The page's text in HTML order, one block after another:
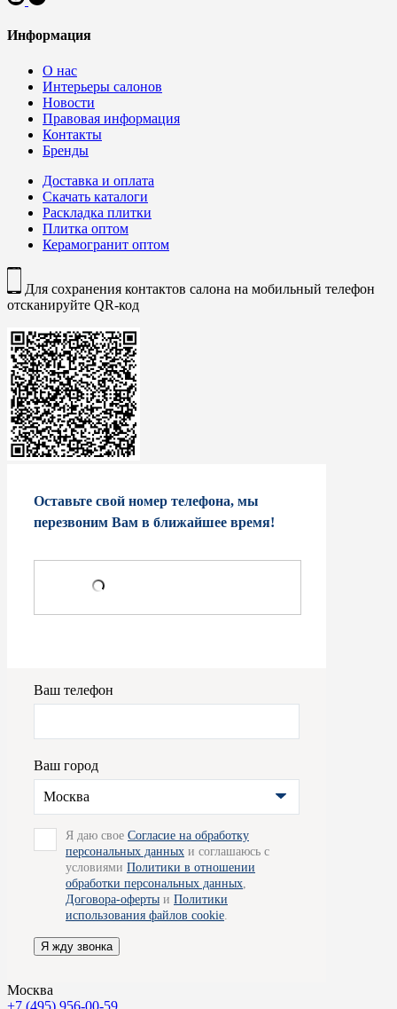
Информация
О нас
Интерьеры салонов
Новости
Правовая информация
Контакты
Бренды
Доставка и оплата
Скачать каталоги
Раскладка плитки
Плитка оптом
Керамогранит оптом
Для сохранения контактов салона на мобильный телефон
отсканируйте QR-код
Оставьте свой номер телефона, мы
перезвоним Вам в ближайшее время!
Ваш телефон
Ваш город
Москва
Я даю свое Согласие на обработку
персональных данных и соглашаюсь с
условиями Политики в отношении
обработки персональных данных
Договора-оферты и Политики
использования файлов cookie
Я жду звонка
Москва
+7 (495) 956-00-59